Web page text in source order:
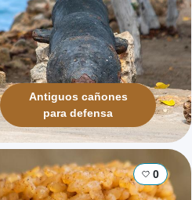
Antiguos cañones
para defensa
0